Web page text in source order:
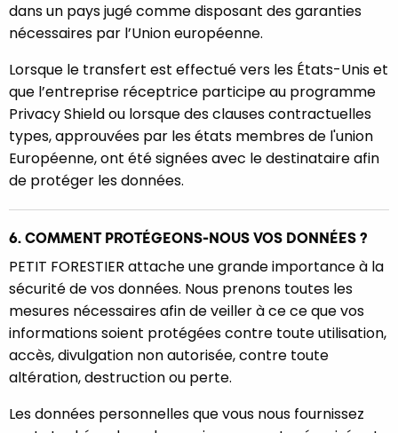
dans un pays jugé comme disposant des garanties
nécessaires par l’Union européenne.
Lorsque le transfert est effectué vers les États-Unis et
que l’entreprise réceptrice participe au programme
Privacy Shield ou lorsque des clauses contractuelles
types, approuvées par les états membres de l'union
Européenne, ont été signées avec le destinataire afin
de protéger les données.
6. COMMENT PROTÉGEONS-NOUS VOS DONNÉES ?
PETIT FORESTIER attache une grande importance à la
sécurité de vos données. Nous prenons toutes les
mesures nécessaires afin de veiller à ce ce que vos
informations soient protégées contre toute utilisation,
accès, divulgation non autorisée, contre toute
altération, destruction ou perte.
Les données personnelles que vous nous fournissez